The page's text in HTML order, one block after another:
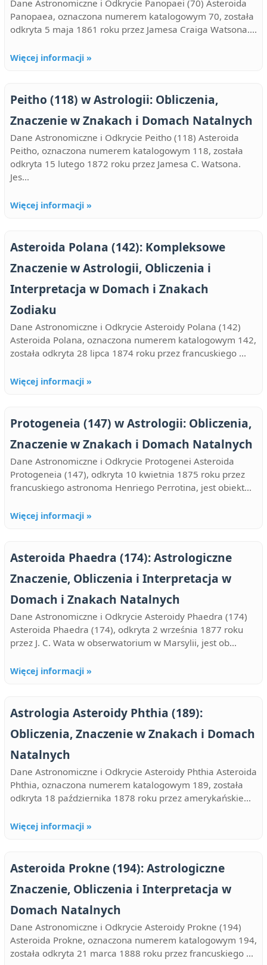
Dane Astronomiczne i Odkrycie Panopaei (70) Asteroida
Panopaea, oznaczona numerem katalogowym 70, została
odkryta 5 maja 1861 roku przez Jamesa Craiga Watsona....
Więcej informacji »
Peitho (118) w Astrologii: Obliczenia,
Znaczenie w Znakach i Domach Natalnych
Dane Astronomiczne i Odkrycie Peitho (118) Asteroida
Peitho, oznaczona numerem katalogowym 118, została
odkryta 15 lutego 1872 roku przez Jamesa C. Watsona.
Jes...
Więcej informacji »
Asteroida Polana (142): Kompleksowe
Znaczenie w Astrologii, Obliczenia i
Interpretacja w Domach i Znakach
Zodiaku
Dane Astronomiczne i Odkrycie Asteroidy Polana (142)
Asteroida Polana, oznaczona numerem katalogowym 142,
została odkryta 28 lipca 1874 roku przez francuskiego ...
Więcej informacji »
Protogeneia (147) w Astrologii: Obliczenia,
Znaczenie w Znakach i Domach Natalnych
Dane Astronomiczne i Odkrycie Protogenei Asteroida
Protogeneia (147), odkryta 10 kwietnia 1875 roku przez
francuskiego astronoma Henriego Perrotina, jest obiekt...
Więcej informacji »
Asteroida Phaedra (174): Astrologiczne
Znaczenie, Obliczenia i Interpretacja w
Domach i Znakach Natalnych
Dane Astronomiczne i Odkrycie Asteroidy Phaedra (174)
Asteroida Phaedra (174), odkryta 2 września 1877 roku
przez J. C. Wata w obserwatorium w Marsylii, jest ob...
Więcej informacji »
Astrologia Asteroidy Phthia (189):
Obliczenia, Znaczenie w Znakach i Domach
Natalnych
Dane Astronomiczne i Odkrycie Asteroidy Phthia Asteroida
Phthia, oznaczona numerem katalogowym 189, została
odkryta 18 października 1878 roku przez amerykańskie...
Więcej informacji »
Asteroida Prokne (194): Astrologiczne
Znaczenie, Obliczenia i Interpretacja w
Domach Natalnych
Dane Astronomiczne i Odkrycie Asteroidy Prokne (194)
Asteroida Prokne, oznaczona numerem katalogowym 194,
została odkryta 21 marca 1888 roku przez francuskiego ...